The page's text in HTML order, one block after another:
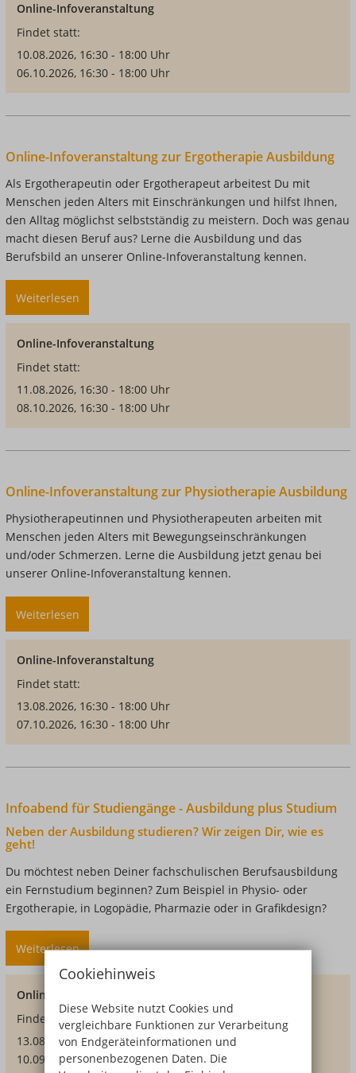
Cookiehinweis
Diese Website nutzt Cookies und
vergleichbare Funktionen zur Verarbeitung
von Endgeräteinformationen und
personenbezogenen Daten. Die
zur
Logopädie
Ausbildung
Online-Infoveranstaltung
Findet statt:
10.08.2026, 16:30 - 18:00 Uhr
06.10.2026, 16:30 - 18:00 Uhr
Online-Infoveranstaltung zur Ergotherapie Ausbildung
Als Ergotherapeutin oder Ergotherapeut arbeitest Du mit
Menschen jeden Alters mit Einschränkungen und hilfst Ihnen,
den Alltag möglichst selbstständig zu meistern. Doch was genau
macht diesen Beruf aus? Lerne die Ausbildung und das
Berufsbild an unserer Online-Infoveranstaltung kennen.
Weiterlesen
Online-
zur
Ergotherapie
Ausbildung
Online-Infoveranstaltung
Findet statt:
11.08.2026, 16:30 - 18:00 Uhr
08.10.2026, 16:30 - 18:00 Uhr
Online-Infoveranstaltung zur Physiotherapie Ausbildung
Physiotherapeutinnen und Physiotherapeuten arbeiten mit
Menschen jeden Alters mit Bewegungseinschränkungen
und/oder Schmerzen. Lerne die Ausbildung jetzt genau bei
unserer Online-Infoveranstaltung kennen.
Weiterlesen
Online-
zur
Physiotherapie
Ausbildung
Online-Infoveranstaltung
Findet statt:
13.08.2026, 16:30 - 18:00 Uhr
07.10.2026, 16:30 - 18:00 Uhr
Infoabend für Studiengänge - Ausbildung plus Studium
Neben der Ausbildung studieren? Wir zeigen Dir, wie es
geht!
Du möchtest neben Deiner fachschulischen Berufsausbildung
ein Fernstudium beginnen? Zum Beispiel in Physio- oder
Ergotherapie, in Logopädie, Pharmazie oder in Grafikdesign?
Weiterlesenüber
Infoabend
Studiengänge
-
Ausbildung
plus
Online-Infoveranstaltung
Findet statt:
13.08.2026, 19:00 - 20:00 Uhr
10.09.2026, 19:00 - 20:00 Uhr